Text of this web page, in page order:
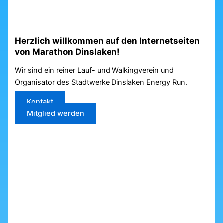
Herzlich willkommen auf den Internetseiten
von Marathon Dinslaken!
Wir sind ein reiner Lauf- und Walkingverein und
Organisator des Stadtwerke Dinslaken Energy Run.
Kontakt
Mitglied werden